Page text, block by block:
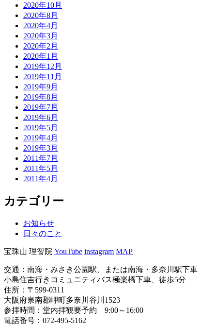
2020年10月
2020年8月
2020年4月
2020年3月
2020年2月
2020年1月
2019年12月
2019年11月
2019年9月
2019年8月
2019年7月
2019年6月
2019年5月
2019年4月
2019年3月
2011年7月
2011年5月
2011年4月
カテゴリー
お知らせ
日々のこと
宝珠山 理智院 YouTube instagram MAP
交通：南海・みさき公園駅、または南海・多奈川駅下車
小島住吉行きコミュニティバス極楽橋下車、徒歩5分
住所：〒599-0311
大阪府泉南郡岬町多奈川谷川1523
参拝時間：堂内拝観要予約 9:00～16:00
電話番号：072-495-5162